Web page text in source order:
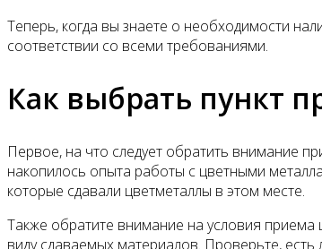
Теперь, когда вы знаете о необходимости
соответствии со всеми требованиями.
Как выбрать пункт
Первое, на что следует обратить внимание
накопилось опыта работы с цветными
которые сдавали цветметаллы в этом месте.
Также обратите внимание на условия приема
виду сдаваемых материалов. Проверьте,